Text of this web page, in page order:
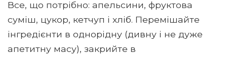
Все, що потрібно: апельсини, фруктова
суміш, цукор, кетчуп і хліб. Перемішайте
інгредієнти в однорідну (дивну і не дуже
апетитну масу), закрийте в